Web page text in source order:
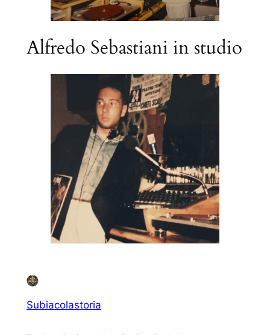
Alfredo Sebastiani in studio
Subiacolastoria